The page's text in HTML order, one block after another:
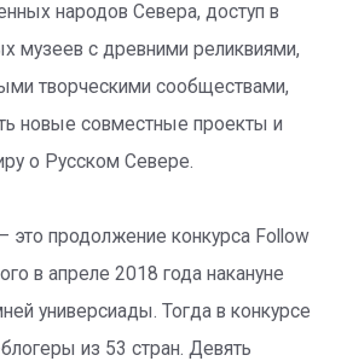
народов Севера, доступ в
музеев с древними реликвиями,
творческими сообществами,
новые совместные проекты и
о Русском Севере.
это продолжение конкурса Follow
в апреле 2018 года накануне
универсиады. Тогда в конкурсе
из 53 стран. Девять